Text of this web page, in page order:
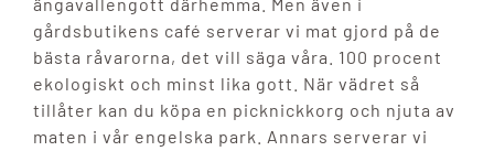
ängavallengott därhemma. Men även i
gårdsbutikens café serverar vi mat gjord på de
bästa råvarorna, det vill säga våra. 100 procent
ekologiskt och minst lika gott. När vädret så
tillåter kan du köpa en picknickkorg och njuta av
maten i vår engelska park. Annars serverar vi